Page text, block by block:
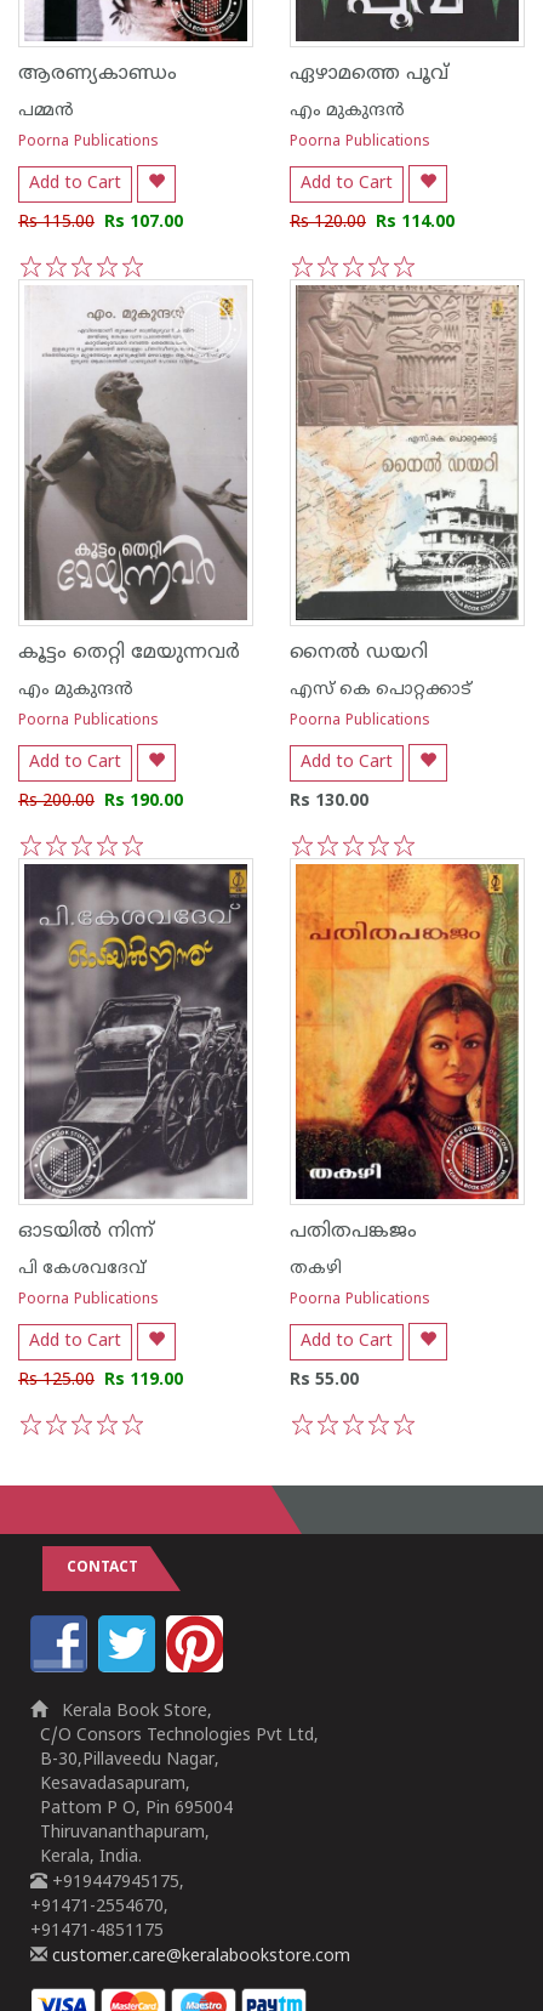
ആരണ്യകാണ്ഡം
പമ്മന്‍
Poorna Publications
Add to Cart
Rs 115.00 Rs 107.00
2
1
ഏഴാമത്തെ പൂവ്
എം മുകുന്ദ‌ന്‍
Poorna Publications
Add to Cart
Rs 120.00 Rs 114.00
5
4
3
2
1
കൂട്ടം തെറ്റി മേയുന്നവര്‍
എം മുകുന്ദ‌ന്‍
Poorna Publications
Add to Cart
Rs 200.00 Rs 190.00
5
4
3
2
1
നൈല്‍ ഡയറി
എസ്‌ കെ പൊറ്റക്കാട്‌
Poorna Publications
Add to Cart
Rs 130.00
5
4
3
2
1
ഓടയില്‍ നിന്ന്
പി കേശവദേവ്‌
Poorna Publications
Add to Cart
Rs 125.00 Rs 119.00
പതിതപങ്കജം
തകഴി
Poorna Publications
Add to Cart
Rs 55.00
CONTACT
Kerala Book Store,
C/O Consors Technologies Pvt Ltd,
B-30,Pillaveedu Nagar,
Kesavadasapuram,
Pattom P O, Pin 695004
Thiruvananthapuram,
Kerala, India.
+919447945175,
+91471-2554670,
+91471-4851175
customer.care@keralabookstore.com